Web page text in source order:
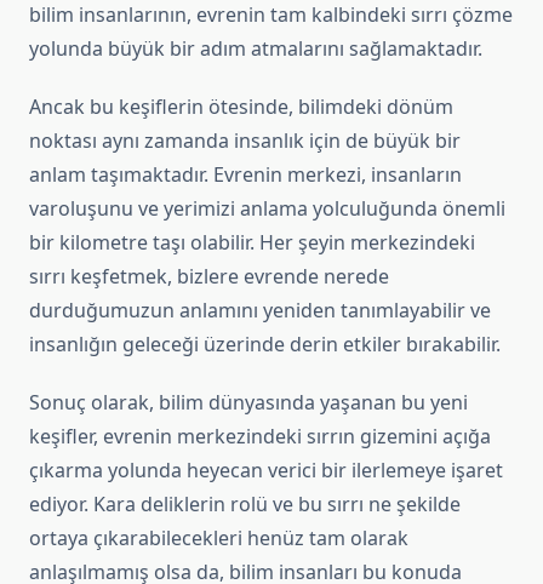
bilim insanlarının, evrenin tam kalbindeki sırrı çözme
yolunda büyük bir adım atmalarını sağlamaktadır.
Ancak bu keşiflerin ötesinde, bilimdeki dönüm
noktası aynı zamanda insanlık için de büyük bir
anlam taşımaktadır. Evrenin merkezi, insanların
varoluşunu ve yerimizi anlama yolculuğunda önemli
bir kilometre taşı olabilir. Her şeyin merkezindeki
sırrı keşfetmek, bizlere evrende nerede
durduğumuzun anlamını yeniden tanımlayabilir ve
insanlığın geleceği üzerinde derin etkiler bırakabilir.
Sonuç olarak, bilim dünyasında yaşanan bu yeni
keşifler, evrenin merkezindeki sırrın gizemini açığa
çıkarma yolunda heyecan verici bir ilerlemeye işaret
ediyor. Kara deliklerin rolü ve bu sırrı ne şekilde
ortaya çıkarabilecekleri henüz tam olarak
anlaşılmamış olsa da, bilim insanları bu konuda